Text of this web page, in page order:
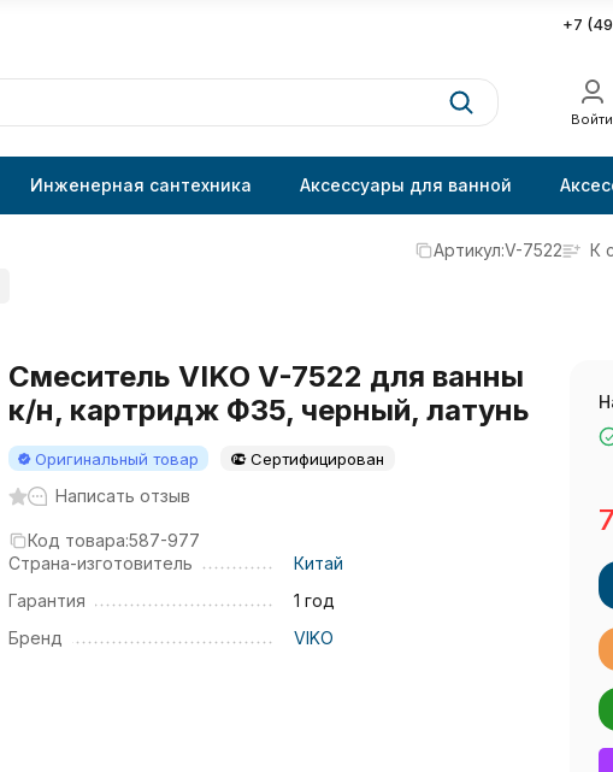
+7
Войти
Инженерная сантехника Аксессуары для ванной
Артикул:V-7522 К
Смеситель VIKO V-7522 для ванны
к/н, картридж Ф35, черный, латунь
Оригинальный товар Сертифицирован
Написать отзыв
Код товара:587-977
Страна-изготовитель
Китай
Гарантия
1 год
Бренд
VIKO